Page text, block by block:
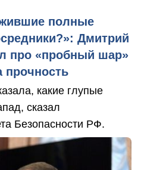
полные
Дмитрий
про «пробный шар»
прочность
какие глупые
сказал
Безопасности РФ.